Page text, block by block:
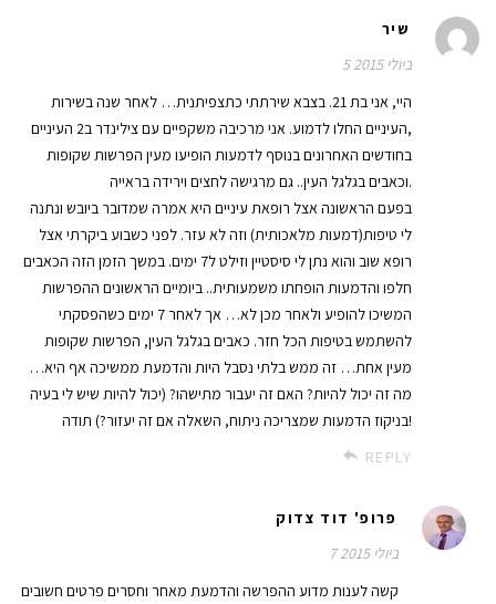
שיר
5 ביולי 2015
היי, אני בת 21. בצבא שירתתי כתצפיתנית… לאחר שנה בשירות
העיניים החלו לדמוע. אני מרכיבה משקפיים עם צילינדר ב2 העיניים,
בחודשים האחרונים בנוסף לדמעות הופיעו מעין הפרשות שקופות
וכאבים בגלגל העין.. גם מרגישה לחצים וירידה בראייה.
בפעם הראשונה אצל רופאת עיניים היא אמרה שמדובר ביובש ונתנה
לי טיפות(דמעות מלאכותית) וזה לא עזר. לפני כשבוע ביקרתי אצל
רופא שוב והוא נתן לי סיסטיין וזילט ל7 ימים. במשך הזמן הזה הכאבים
חלפו והדמעות הופחתו משמעותית.. ביומיים הראשונים ההפרשות
המשיכו להופיע ולאחר מכן לא… אך לאחר 7 ימים כשהפסקתי
להשתמש בטיפות הכל חזר. כאבים בגלגל העין, הפרשות שקופות
מעין אחת… זה ממש בלתי נסבל היות והדמעת ממשיכה אף היא…
מה זה יכול להיות? האם זה יעבור מתישהו? (יכול להיות שיש לי בעיה
בניקוז הדמעות שמצריכה ניתוח, השאלה אם זה יעזור?) תודה!
REPLY
פרופ' דוד צדוק
7 ביולי 2015
קשה לענות מדוע ההפרשה והדמעת מאחר וחסרים פרטים חשובים